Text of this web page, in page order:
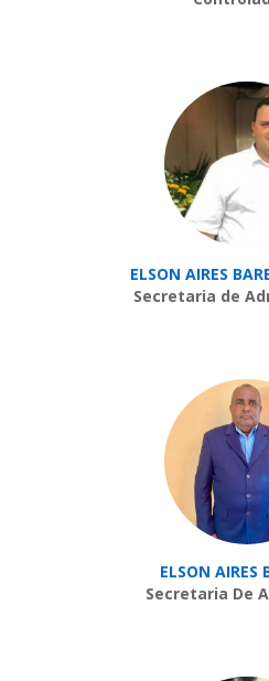
ELSON AIRES
Secretaria de
ELSON AIRES
Secretaria De